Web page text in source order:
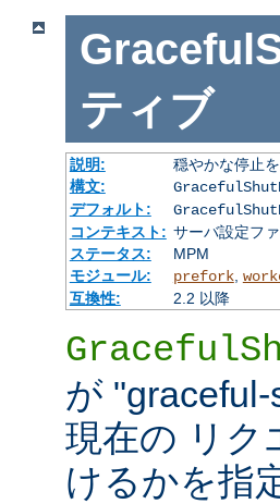
ティブ
説明:
穏やかな停止
構文:
デフォルト:
コンテキスト: サーバ設定フ
ステータス:
MPM
モジュール:
prefork,
互換性:
2.2 以降
が
現在の リク
けるかを指